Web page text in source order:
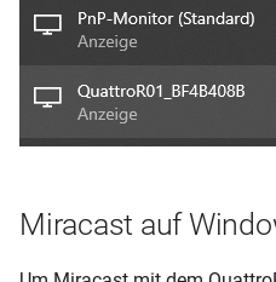
Miracast auf